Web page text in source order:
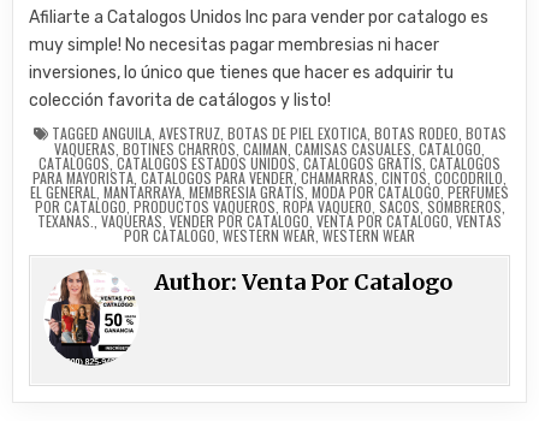
Afiliarte a Catalogos Unidos Inc para vender por catalogo es
muy simple! No necesitas pagar membresias ni hacer
inversiones, lo único que tienes que hacer es adquirir tu
colección favorita de catálogos y listo!
TAGGED ANGUILA, AVESTRUZ, BOTAS DE PIEL EXOTICA, BOTAS RODEO BOTAS
VAQUERAS BOTINES CHARROS CAIMAN CAMISAS CASUALES CATALOGO
CATALOGOS CATALOGOS ESTADOS UNIDOS CATALOGOS GRATIS CATALOGOS
PARA MAYORISTA CATALOGOS PARA VENDER ,CHAMARRAS CINTOS COCODRILO
EL GENERAL MANTARRAYA MEMBRESIA GRATIS MODA POR CATALOGO PERFUMES
POR CATALOGO PRODUCTOS VAQUEROS ROPA VAQUERO SACOS SOMBREROS
TEXANAS. VAQUERAS VENDER POR CATALOGO VENTA POR CATALOGO VENTAS
POR CATALOGO WESTERN WEAR WESTERN WEAR
Author:Venta Por Catalogo